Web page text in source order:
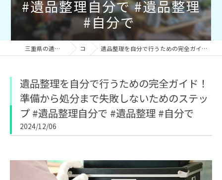
#遺品整理自分で #遺品整理
#自分で
三重県の遺品整理なら株式会社エコノミーズ コラム 遺品整理を自分で行うための完全ガイド！準備から処分まで失敗しないためのステップ #遺品整理自分で #遺品整理 #自分で
遺品整理を自分で行うための完全ガイド！
準備から処分まで失敗しないためのステッ
プ #遺品整理自分で #遺品整理 #自分で
2024/12/06